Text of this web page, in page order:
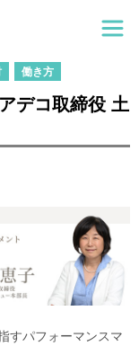
働き方
デコ取締役 土
すパフォーマンスマ